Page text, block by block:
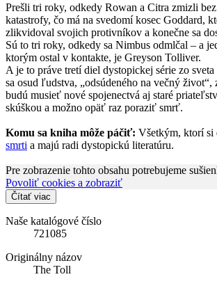
Prešli tri roky, odkedy Rowan a Citra zmizli
katastrofy, čo má na svedomí kosec Goddard,
zlikvidoval svojich protivníkov a konečne sa
Sú to tri roky, odkedy sa Nimbus odmlčal – a
ktorým ostal v kontakte, je Greyson Tolliver.
A je to práve tretí diel dystopickej série zo
sa osud ľudstva, „odsúdeného na večný život“,
budú musieť nové spojenectvá aj staré
skúškou a možno opäť raz poraziť smrť.
Komu sa kniha môže páčiť: Všetkým, ktorí
smrti a majú radi dystopickú literatúru.
Pre zobrazenie tohto obsahu potrebujeme
Povoliť cookies a zobraziť
Čítať viac
Naše katalógové číslo
721085
Originálny názov
The Toll